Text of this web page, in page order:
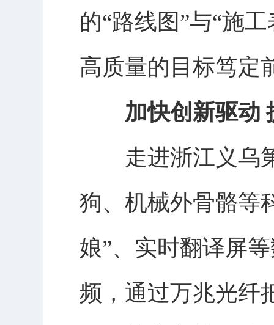
的“路线图”与“施
高质量的目标笃定
加快创新驱动
走进浙江义乌第
狗、机械外骨骼等
娘”、实时翻译屏
频，通过万兆光纤